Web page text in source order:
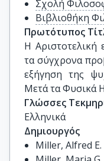
Σχολή
Βιβλιοθήκη
Πρωτότυπος
Η Αριστοτελική
τα σύγχρονα
εξήγηση της
Μετά τα Φυσικά Η
Γλώσσες
Ελληνικά
Δημιουργός
Miller, Alfred E.